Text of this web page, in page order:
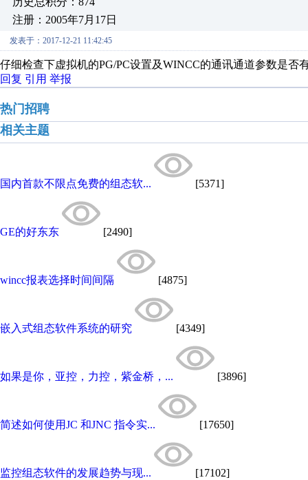
注册：2005年7月17日
发表于：2017-12-21 11:42:45
仔细检查下虚拟机的PG/PC设置及WINCC的通讯通道参数是否
回复 引用 举报
热门招聘
相关主题
国内首款不限点免费的组态软... [5371]
GE的好东东 [2490]
wincc报表选择时间间隔 [4875]
嵌入式组态软件系统的研究 [4349]
如果是你，亚控，力控，紫金桥，... [3896]
简述如何使用JC 和JNC 指令实... [17650]
监控组态软件的发展趋势与现... [17102]